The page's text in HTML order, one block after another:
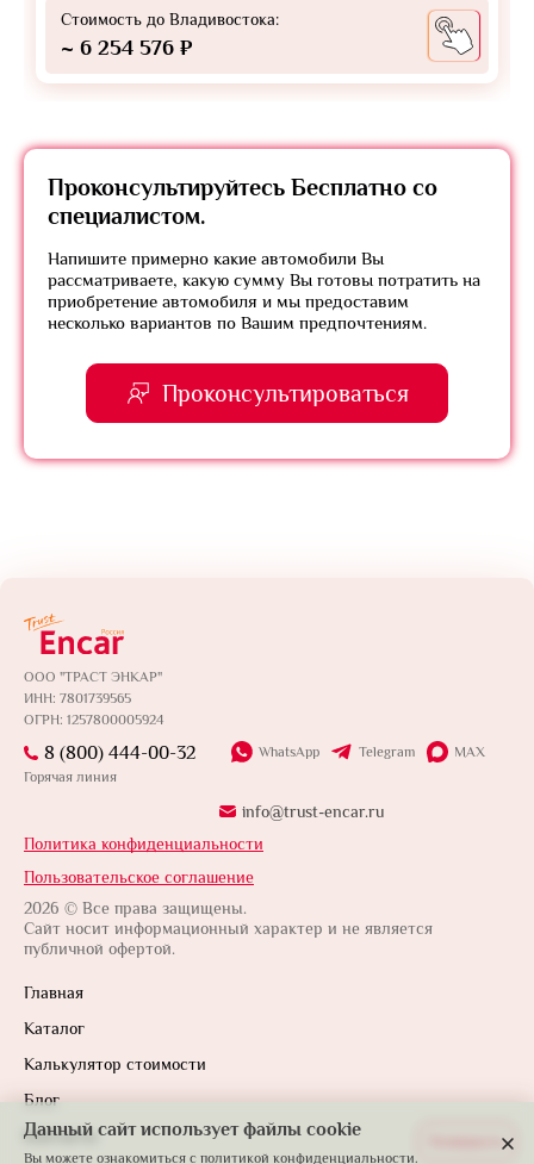
Стоимость до Владивостока:
~ 6 254 576 ₽
Проконсультируйтесь Бесплатно со
специалистом.
Напишите примерно какие автомобили Вы
рассматриваете, какую сумму Вы готовы потратить на
приобретение автомобиля и мы предоставим
несколько вариантов по Вашим предпочтениям.
Проконсультироваться
ООО "ТРАСТ ЭНКАР"
ИНН: 7801739565
ОГРН: 1257800005924
Политика конфиденциальности
Пользовательское соглашение
2026 © Все права защищены.
Сайт носит информационный характер и не является
публичной офертой.
Главная
Каталог
Калькулятор стоимости
Блог
Контакты
8 (800) 444-00-32
Горячая линия
WhatsApp Telegram MAX
info@trust-encar.ru
Данный сайт использует файлы cookie
Вы можете ознакомиться с политикой конфиденциальности.
Развернуть